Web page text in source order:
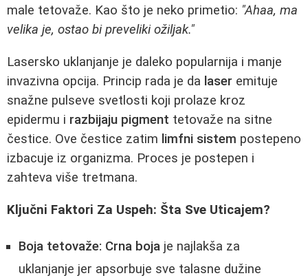
male tetovaže. Kao što je neko primetio: "Ahaa, ma
velika je, ostao bi preveliki ožiljak."
Lasersko uklanjanje je daleko popularnija i manje
invazivna opcija. Princip rada je da laser emituje
snažne pulseve svetlosti koji prolaze kroz
epidermu i razbijaju pigment tetovaže na sitne
čestice. Ove čestice zatim limfni sistem postepeno
izbacuje iz organizma. Proces je postepen i
zahteva više tretmana.
Ključni Faktori Za Uspeh: Šta Sve Uticajem?
Boja tetovaže: Crna boja je najlakša za
uklanjanje jer apsorbuje sve talasne dužine